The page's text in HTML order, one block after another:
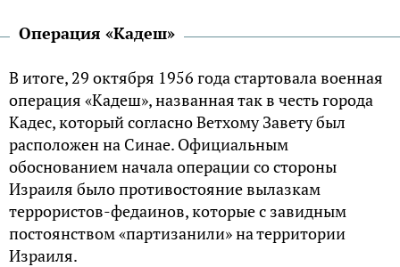
Операция «Кадеш»
В итоге, 29 октября 1956 года стартовала военная
операция «Кадеш», названная так в честь города
Кадес, который согласно Ветхому Завету был
расположен на Синае. Официальным
обоснованием начала операции со стороны
Израиля было противостояние вылазкам
террористов-федаинов, которые с завидным
постоянством «партизанили» на территории
Израиля.